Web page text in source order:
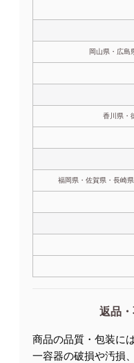
岡山県・広島
香川県・
福岡県・佐賀県・長崎
返品
商品の品質・包装に
一容器の破損や汚損